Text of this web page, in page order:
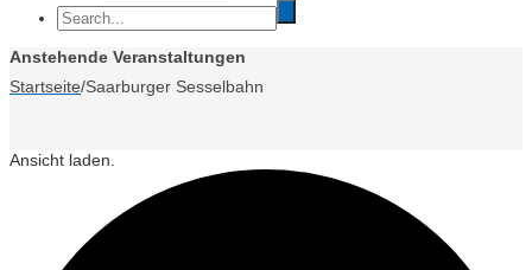
Anstehende Veranstaltungen
Startseite/Saarburger Sesselbahn
Ansicht laden.